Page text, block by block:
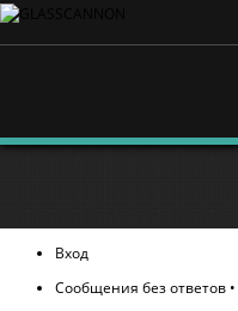
Вход
Сообщения без ответов •